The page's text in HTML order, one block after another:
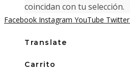
coincidan con tu selección.
Facebook Instagram YouTube Twitter
Translate
Carrito